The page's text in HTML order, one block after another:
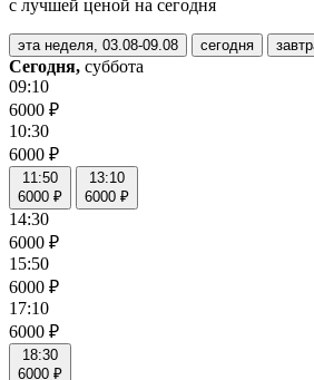
с лучшей ценой на сегодня
эта неделя, 03.08-09.08 сегодня
Сегодня, суббота
09:10
6000 ₽
10:30
6000 ₽
11:50
6000 ₽
13:10
6000 ₽
14:30
6000 ₽
15:50
6000 ₽
17:10
6000 ₽
18:30
6000 ₽